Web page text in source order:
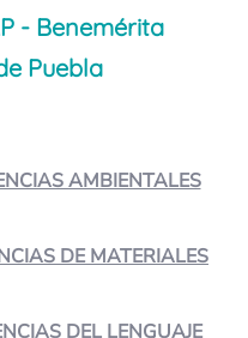
- Benemérita
Puebla
AMBIENTALES
DE MATERIALES
DEL LENGUAJE